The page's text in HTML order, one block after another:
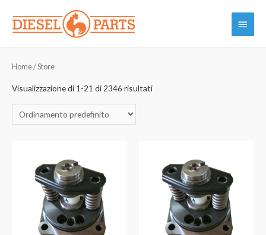
contenuto
Menu
Home/ Store
Visualizzazione di 1-21 di 2346 risultati